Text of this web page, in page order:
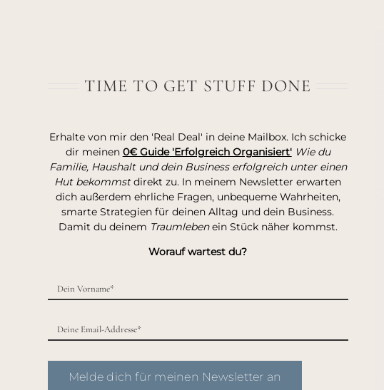
TIME TO GET STUFF DONE
Erhalte von mir den 'Real Deal' in deine Mailbox. Ich schicke
dir meinen 0€ Guide 'Erfolgreich Organisiert' Wie du
Familie, Haushalt und dein Business erfolgreich unter einen
Hut bekommstdirekt zu. In meinem Newsletter erwarten
dich außerdem ehrliche Fragen, unbequeme Wahrheiten,
smarte Strategien für deinen Alltag und dein Business.
Damit du deinem Traumlebenein Stück näher kommst.
Worauf wartest du?
Melde dich für meinen Newsletter an